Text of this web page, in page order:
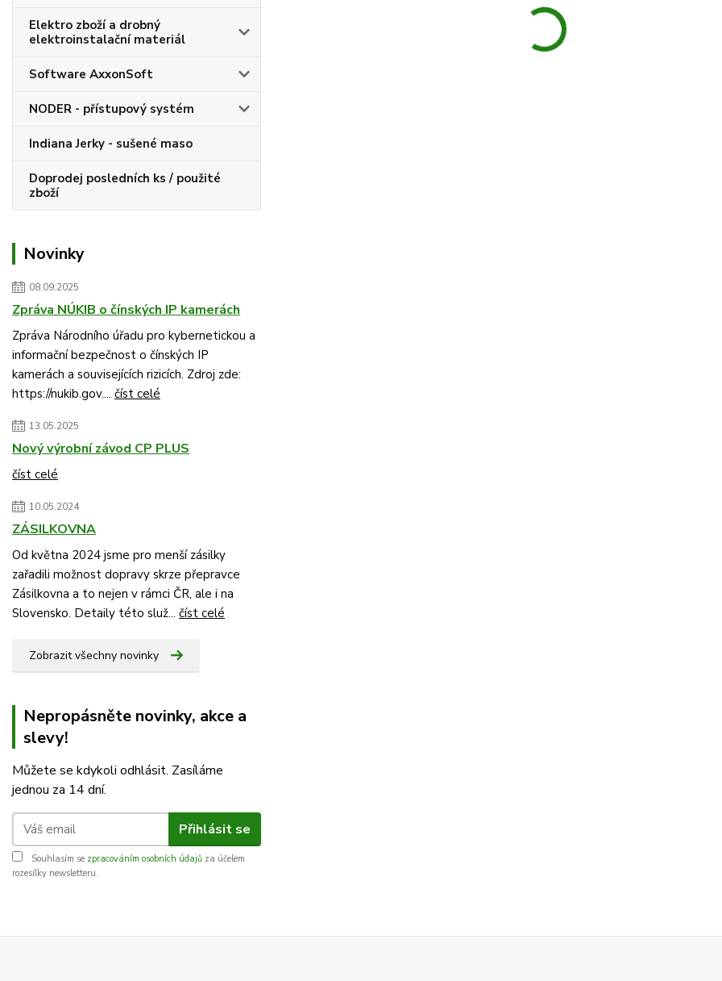
Elektro zboží a drobný
elektroinstalační materiál
Software AxxonSoft
NODER - přístupový systém
Indiana Jerky - sušené maso
Doprodej posledních ks / použité
zboží
Novinky
08.09.2025
Zpráva NÚKIB o čínských IP kamerách
Zpráva Národního úřadu pro kybernetickou a
informační bezpečnost o čínských IP
kamerách a souvisejících rizicích. Zdroj zde:
https://nukib.gov.... číst celé
13.05.2025
Nový výrobní závod CP PLUS
číst celé
10.05.2024
ZÁSILKOVNA
Od května 2024 jsme pro menší zásilky
zařadili možnost dopravy skrze přepravce
Zásilkovna a to nejen v rámci ČR, ale i na
Slovensko. Detaily této služ... číst celé
Zobrazit všechny novinky
Nepropásněte novinky, akce a
slevy!
Můžete se kdykoli odhlásit. Zasíláme
jednou za 14 dní.
Přihlásit se
Souhlasím se zpracováním osobních údajů za účelem
rozesílky newsletteru.